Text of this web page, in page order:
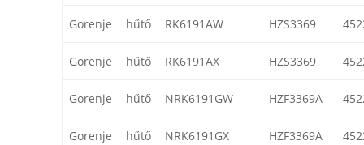
Gorenje hűtő RK6191AW HZS3369
Gorenje hűtő RK6191AX HZS3369
Gorenje hűtő NRK6191GW HZF3369A
Gorenje hűtő NRK6191GX HZF3369A